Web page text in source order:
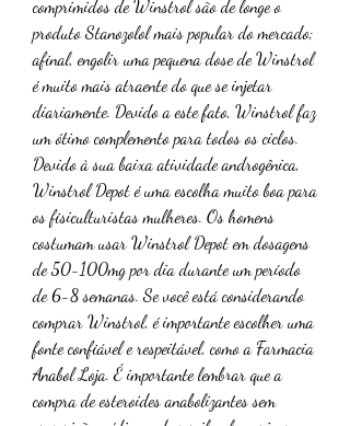
comprimidos de Winstrol são de longe o
produto Stanozolol mais popular do mercado;
afinal, engolir uma pequena dose de Winstrol
é muito mais atraente do que se injetar
diariamente. Devido a este fato, Winstrol faz
um ótimo complemento para todos os ciclos.
Devido à sua baixa atividade androgênica,
Winstrol Depot é uma escolha muito boa para
os fisiculturistas mulheres. Os homens
costumam usar Winstrol Depot em dosagens
de 50-100mg por dia durante um período
de 6-8 semanas. Se você está considerando
comprar Winstrol, é importante escolher uma
fonte confiável e respeitável, como a Farmacia
Anabol Loja. É importante lembrar que a
compra de esteroides anabolizantes sem